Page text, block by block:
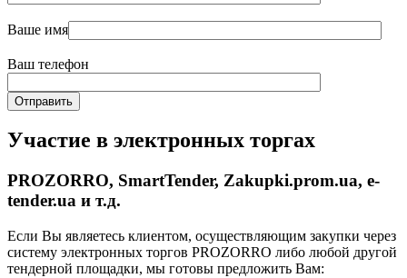
Ваше имя
Ваш телефон
Участие в электронных торгах
PROZORRO, SmartTender, Zakupki.prom.ua, e-
tender.ua и т.д.
Если Вы являетесь клиентом, осуществляющим закупки через
систему электронных торгов PROZORRO либо любой другой
тендерной площадки, мы готовы предложить Вам: